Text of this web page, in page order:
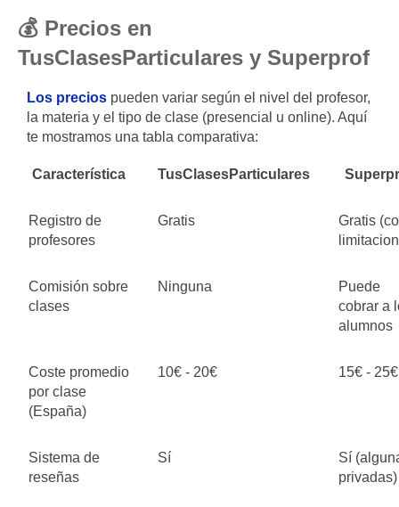
💰 Precios en
TusClasesParticulares y Superprof
Los precios pueden variar según el nivel del profesor,
la materia y el tipo de clase (presencial u online). Aquí
te mostramos una tabla comparativa:
Característica TusClasesParticulares
Registro de
profesores
Gratis
Gratis
Comisión sobre
clases
Ninguna
Puede
cobrar a
alumnos
Coste promedio
por clase
(España)
10€ - 20€ 15€ - 25€
Sistema de
reseñas
Sí
Sí
privadas)